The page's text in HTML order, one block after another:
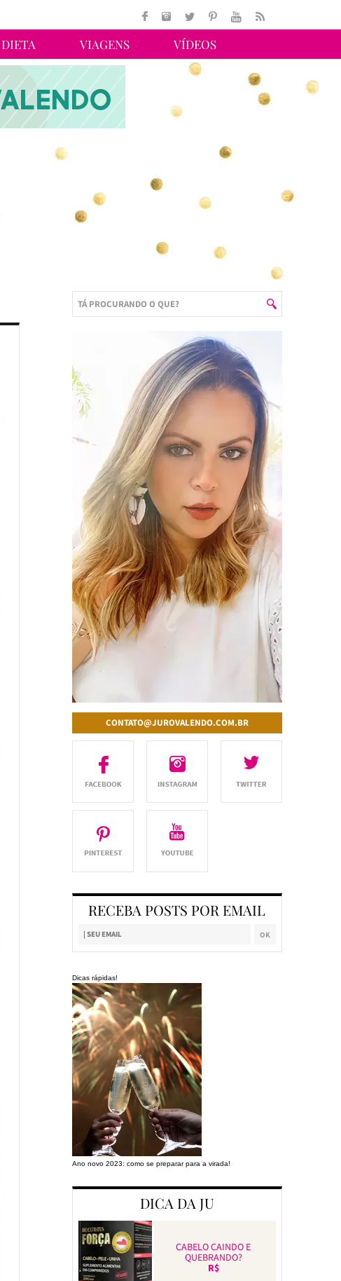
DIETA VIAGENS VÍDEOS
CONTATO@JUROVALENDO.COM.BR
RECEBA POSTS POR EMAIL
Dicas rápidas!
Ano novo 2023: como se preparar para a virada!
DICA DA JU
CABELO CAINDO E
QUEBRANDO?
R$